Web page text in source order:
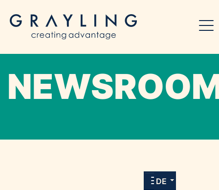
allen Meldungen und Downloads unserer
DE